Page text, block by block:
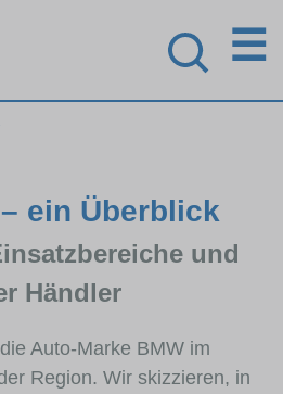
☰
ein Überblick
und
Händler
Auto-Marke BMW im
Region. Wir skizzieren, in